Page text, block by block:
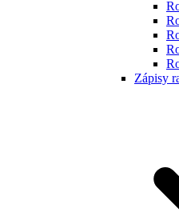
Zápisy